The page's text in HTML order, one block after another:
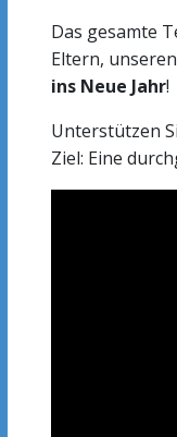
Das gesamte
Eltern,
ins Neue Jahr!
Unterstützen
Ziel: Eine